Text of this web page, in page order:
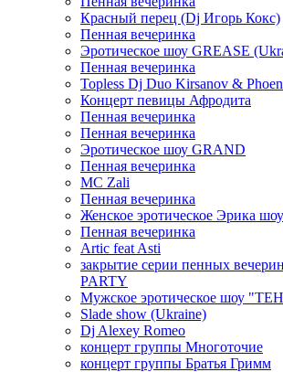
Красный перец (Dj Игорь Кокс)
Пенная вечеринка
Эротическое шоу GREASE
Пенная вечеринка
Topless Dj Duo Kirsanov &
Концерт певицы Афродита
Пенная вечеринка
Пенная вечеринка
Эротическое шоу GRAND
Пенная вечеринка
MC Zali
Пенная вечеринка
Женское эротическое Эрика шоу
Пенная вечеринка
Artic feat Asti
закрытие серии пенных
PARTY
Мужское эротическое шоу
Slade show (Ukraine)
Dj Alexey Romeo
концерт группы Многоточие
концерт группы Братья Гримм